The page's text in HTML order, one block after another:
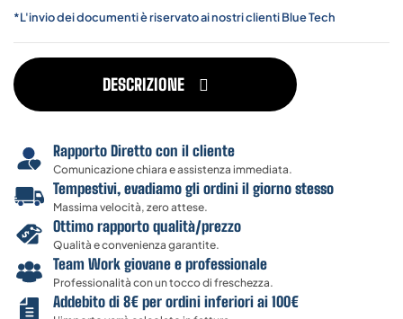
*L'invio dei documenti è riservato ai nostri clienti Blue Tech
DESCRIZIONE
Rapporto Diretto con il cliente
Comunicazione chiara e assistenza immediata.
Tempestivi, evadiamo gli ordini il giorno stesso
Massima velocità, zero attese.
Ottimo rapporto qualità/prezzo
Qualità e convenienza garantite.
Team Work giovane e professionale
Professionalità con un tocco di freschezza.
Addebito di 8€ per ordini inferiori ai 100€